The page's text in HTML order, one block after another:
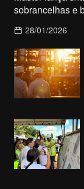
sobrancelhas e
28/01/2026